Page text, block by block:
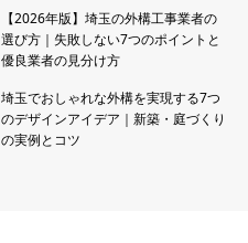
【2026年版】埼玉の外構工事業者の
選び方｜失敗しない7つのポイントと
優良業者の見分け方
埼玉でおしゃれな外構を実現する7つ
のデザインアイデア｜新築・庭づくり
の実例とコツ